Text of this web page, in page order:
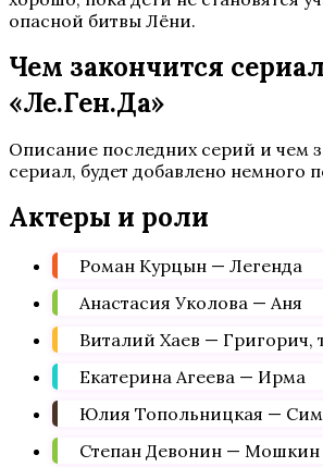
опасной битвы Лёни.
Чем закончится сериал
«Ле.Ген.Да»
Описание последних серий и чем
сериал, будет добавлено немного
Актеры и роли
Роман Курцын — Легенда
Анастасия Уколова — Аня
Виталий Хаев — Григорич,
Екатерина Агеева — Ирма
Юлия Топольницкая —
Степан Девонин — Мошкин